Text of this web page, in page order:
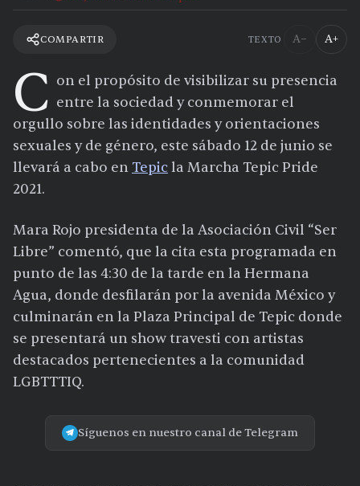
COMPARTIR TEXTO A− A+
C on el propósito de visibilizar su presencia
entre la sociedad y conmemorar el
orgullo sobre las identidades y orientaciones
sexuales y de género, este sábado 12 de junio se
llevará a cabo enTepicla Marcha Tepic Pride
2021.
Mara Rojo presidenta de la Asociación Civil “Ser
Libre” comentó, que la cita esta programada en
punto de las 4:30 de la tarde en la Hermana
Agua, donde desfilarán por la avenida México y
culminarán en la Plaza Principal de Tepic donde
se presentará un show travesti con artistas
destacados pertenecientes a la comunidad
LGBTTTIQ.
Síguenos en nuestro canal de Telegram